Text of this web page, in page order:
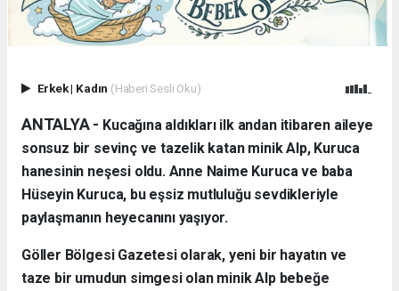
Erkek| Kadın (Haberi Sesli Oku)
ANTALYA - ​ Kucağına aldıkları ilk andan itibaren aileye
sonsuz bir sevinç ve tazelik katan minik Alp, Kuruca
hanesinin neşesi oldu. Anne Naime Kuruca ve baba
Hüseyin Kuruca, bu eşsiz mutluluğu sevdikleriyle
paylaşmanın heyecanını yaşıyor.
​Göller Bölgesi Gazetesi olarak, yeni bir hayatın ve
taze bir umudun simgesi olan minik Alp bebeğe